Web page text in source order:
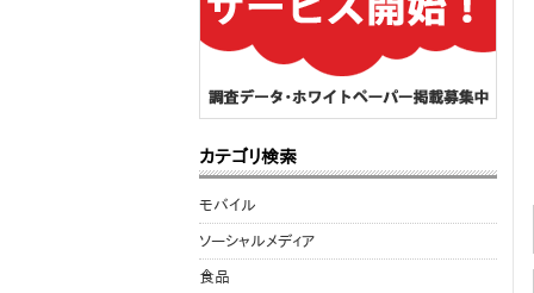
カテゴリ検索
モバイル
ソーシャルメディア
食品